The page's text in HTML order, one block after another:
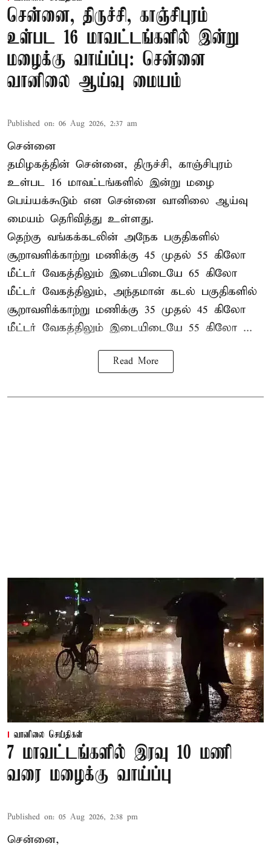
சென்னை, திருச்சி, காஞ்சிபுரம்
உள்பட 16 மாவட்டங்களில் இன்று
மழைக்கு வாய்ப்பு: சென்னை
வானிலை ஆய்வு மையம்
Published on: 06 Aug 2026, 2:37 am
சென்னை
தமிழகத்தின் சென்னை, திருச்சி, காஞ்சிபுரம்
உள்பட 16 மாவட்டங்களில் இன்று மழை
பெய்யக்கூடும் என சென்னை வானிலை ஆய்வு
மையம் தெரிவித்து உள்ளது.
தெற்கு வங்கக்கடலின் அநேக பகுதிகளில்
சூறாவளிக்காற்று மணிக்கு 45 முதல் 55 கிலோ
மீட்டர் வேகத்திலும் இடையிடையே 65 கிலோ
மீட்டர் வேகத்திலும், அந்தமான் கடல் பகுதிகளில்
சூறாவளிக்காற்று மணிக்கு 35 முதல் 45 கிலோ
மீட்டர் வேகத்திலும் இடையிடையே 55 கிலோ ...
Read More
வானிலை செய்திகள்
7 மாவட்டங்களில் இரவு 10 மணி
வரை மழைக்கு வாய்ப்பு
Published on: 05 Aug 2026, 2:38 pm
சென்னை,